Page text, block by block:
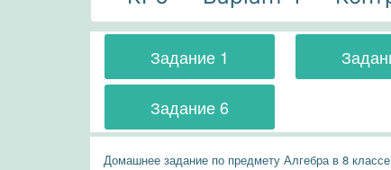
Задание 1
Задание 6
Домашнее задание по предмету Алгебра в 8